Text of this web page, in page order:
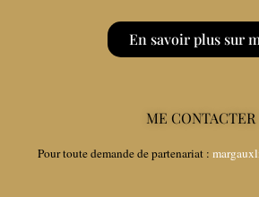
En savoir plus sur
ME CONTACTER
Pour toute demande de partenariat :